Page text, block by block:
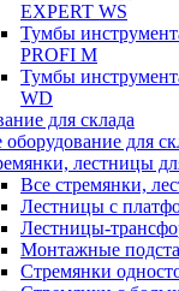
EXPERT WS
Тумбы
PROFI M
Тумбы
WD
для склада
оборудование для
лестницы
Все стремянки,
Лестницы с
Лестницы-
Монтажные
Стремянки